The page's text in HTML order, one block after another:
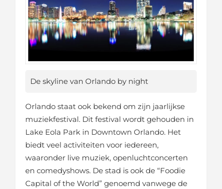
De skyline van Orlando by night
Orlando staat ook bekend om zijn jaarlijkse
muziekfestival. Dit festival wordt gehouden in
Lake Eola Park in Downtown Orlando. Het
biedt veel activiteiten voor iedereen,
waaronder live muziek, openluchtconcerten
en comedyshows. De stad is ook de “Foodie
Capital of the World” genoemd vanwege de